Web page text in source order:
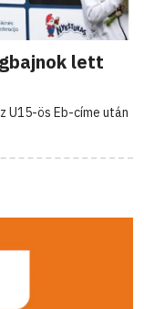
lett
U15-ös Eb-címe után